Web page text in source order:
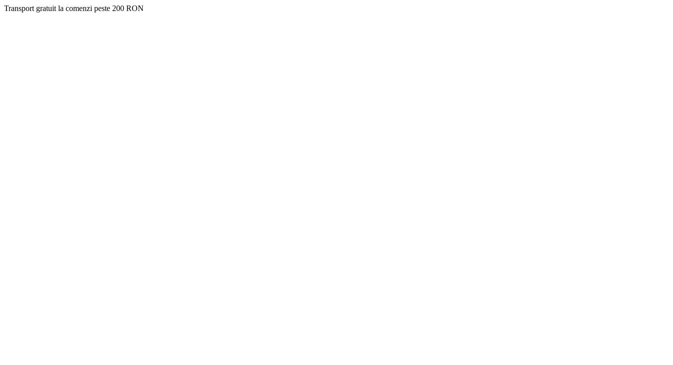
Transport gratuit la comenzi peste 200 RON